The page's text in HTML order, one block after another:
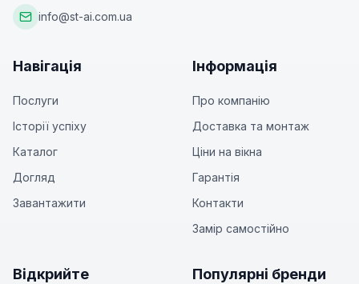
info@st-ai.com.ua
Навігація
Послуги
Історії успіху
Каталог
Догляд
Завантажити
Інформація
Про компанію
Доставка та монтаж
Ціни на вікна
Гарантія
Контакти
Замір самостійно
Відкрийте Популярні бренди